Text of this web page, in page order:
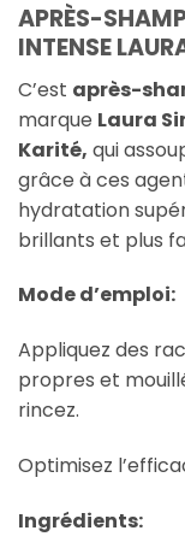
APRÈS-
INTENSE
C’est après-
marque Laura
Karité, qui
grâce à ces
hydratation
brillants et plus
Mode d’emploi:
Appliquez des
propres et
rincez.
Optimisez
Ingrédients: